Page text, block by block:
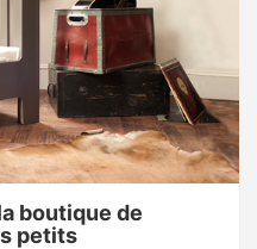
boutique de
petits